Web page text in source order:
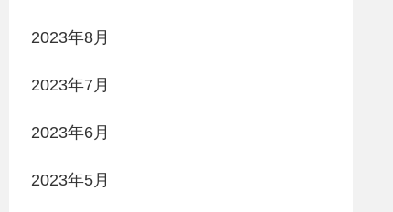
2023年8月
2023年7月
2023年6月
2023年5月